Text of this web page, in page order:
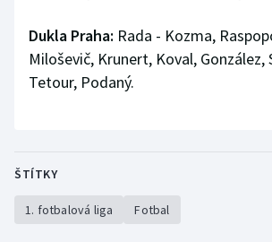
Dukla Praha: Rada - Kozma,
Miloševič, Krunert, Koval, González,
Tetour, Podaný.
ŠTÍTKY
1. fotbalová liga Fotbal